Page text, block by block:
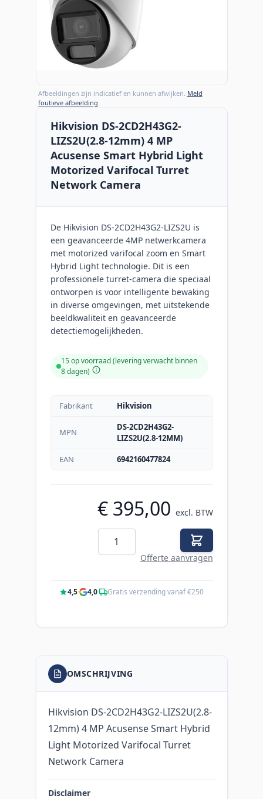
Afbeeldingen zijn indicatief en kunnen afwijken. Meld
foutieve afbeelding
Hikvision DS-2CD2H43G2-
LIZS2U(2.8-12mm) 4 MP
Acusense Smart Hybrid Light
Motorized Varifocal Turret
Network Camera
De Hikvision DS-2CD2H43G2-LIZS2U is
een geavanceerde 4MP netwerkcamera
met motorized varifocal zoom en Smart
Hybrid Light technologie. Dit is een
professionele turret-camera die speciaal
ontworpen is voor intelligente bewaking
in diverse omgevingen, met uitstekende
beeldkwaliteit en geavanceerde
detectiemogelijkheden.
15 op voorraad (levering verwacht binnen
8 dagen)
Fabrikant Hikvision
MPN
DS-2CD2H43G2-
LIZS2U(2.8-12MM)
EAN
6942160477824
€ 395,00 excl. BTW
Aantal
Offerte aanvragen
4,5· 4,0· Gratis verzending vanaf €250
OMSCHRIJVING
Hikvision DS-2CD2H43G2-LIZS2U(2.8-
12mm) 4 MP Acusense Smart Hybrid
Light Motorized Varifocal Turret
Network Camera
Disclaimer